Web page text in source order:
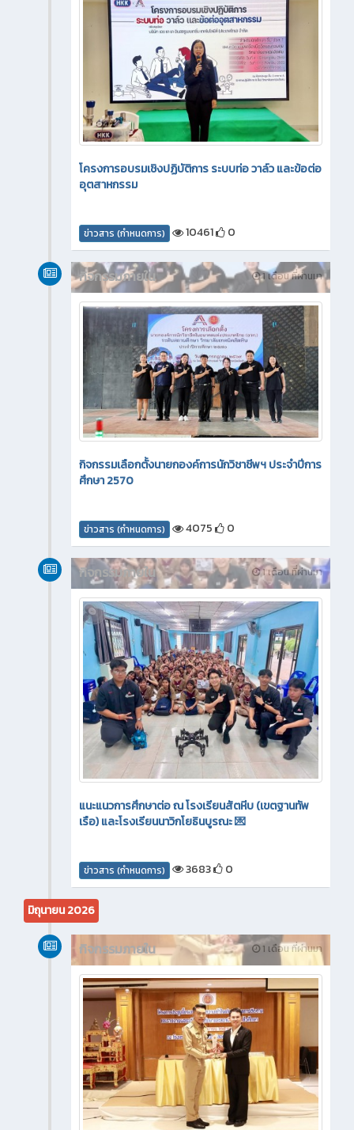
โครงการอบรมเชิงปฏิบัติการ ระบบท่อ วาล์ว และข้อต่อ
อุตสาหกรรม
ข่าวสาร (กำหนดการ) 10461 0
1 เดือน ที่ผ่านมา
กิจกรรมภายใน
กิจกรรมเลือกตั้งนายกองค์การนักวิชาชีพฯ ประจำปีการ
ศึกษา 2570
ข่าวสาร (กำหนดการ) 4075 0
1 เดือน ที่ผ่านมา
กิจกรรมภายใน
แนะแนวการศึกษาต่อ ณ โรงเรียนสัตหีบ (เขตฐานทัพ
เรือ) และโรงเรียนนาวิกโยธินบูรณะ 💌
ข่าวสาร (กำหนดการ) 3683 0
มิถุนายน 2026
1 เดือน ที่ผ่านมา
กิจกรรมภายใน